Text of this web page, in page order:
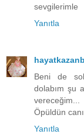
sevgilerimle
Yanıtla
Beni de
dolabım şu
vereceğim...
Öpüldün
Yanıtla